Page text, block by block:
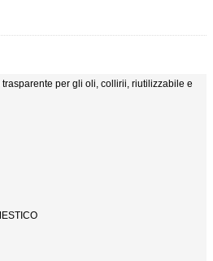
trasparente per gli oli, collirii, riutilizzabile e